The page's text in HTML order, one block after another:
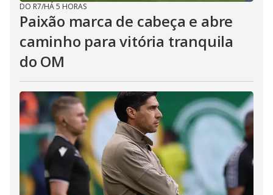
DO R7/HÁ 5 HORAS
Paixão marca de cabeça e abre
caminho para vitória tranquila
do OM